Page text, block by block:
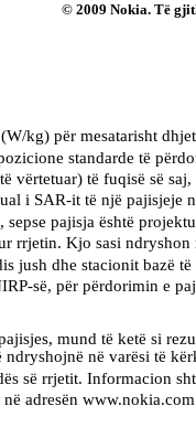
© 2009 Nokia. Të
kg) për mesatarisht
standarde të
vërtetuar) të fuqisë së
i SAR-it të një pajisjeje
sepse pajisja është
rrjetin. Kjo sasi ndryshon
jush dhe stacionit bazë
së, për përdorimin e
mund të ketë si
në varësi të
së rrjetit. Informacion
adresën